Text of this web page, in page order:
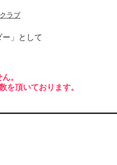
ラブ
」として
。
を頂いております。